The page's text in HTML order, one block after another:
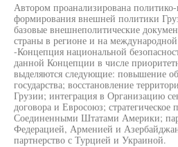
Автором проанализирована политико-
формирования внешней политики
базовые внешнеполитические
страны в регионе и на
-Концепция национальной
данной Концепции в числе
выделяются следующие: повышение
государства; восстановление
Грузии; интеграция в Организацию
договора и Евросоюз; стратегическое
Соединенными Штатами Америки;
Федерацией, Арменией и
партнерство с Турцией и Украиной.